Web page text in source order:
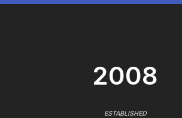
2008
ESTABLISHED